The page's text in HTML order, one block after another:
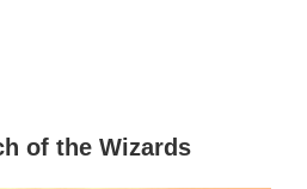
of the Wizards